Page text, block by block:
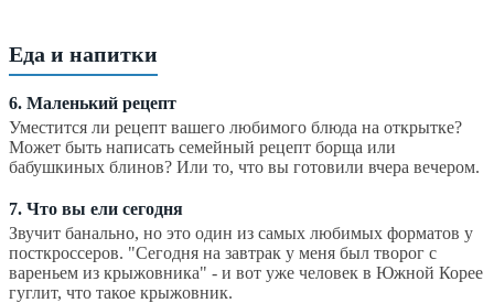
Еда и напитки
6. Маленький рецепт
Уместится ли рецепт вашего любимого блюда на открытке?
Может быть написать семейный рецепт борща или
бабушкиных блинов? Или то, что вы готовили вчера вечером.
7. Что вы ели сегодня
Звучит банально, но это один из самых любимых форматов у
посткроссеров. "Сегодня на завтрак у меня был творог с
вареньем из крыжовника" - и вот уже человек в Южной Корее
гуглит, что такое крыжовник.